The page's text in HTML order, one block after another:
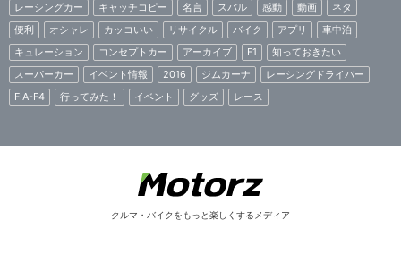
レーシングカー
キャッチコピー 名言 スバル 感動 動画
ネタ
便利
オシャレ カッコいい リサイクル バイク アプリ
車中泊
キュレーション
コンセプトカー アーカイブ F1
知っておきたい
スーパーカー
イベント情報 2016 ジムカーナ
レーシングドライバー
FIA-F4
行ってみた！ イベント グッズ レース
クルマ・バイクをもっと楽しくするメディア